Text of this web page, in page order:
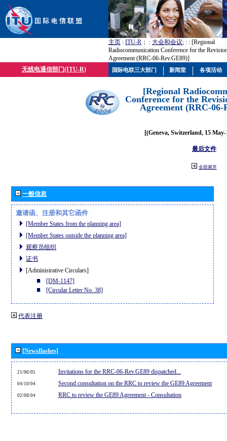
主页 : ITU-R ； : 大会和会议; : : [Regional
Radiocommunication Conference for the
Agreement (RRC-06-Rev.GE89)]
无线电通信部门(ITU-R)
[Regional
Conference for the
Agreement (RRC-06-
[(Geneva, Switzerland, 15
最后文件
全部展开
一般信息
邀请函、注册和其它函件
[Member States from the planning area]
[Member States outside the planning area]
观察员组织
证书
[Administrative Circulars]
[DM-1147]
[Circular Letter No. 38]
代表注册
[Newsflashes]
21/06/05 Invitations for the RRC-06-Rev.GE89 dispatched...
04/10/04 Second consultation on the RRC to review the GE89 Agreement
02/08/04 RRC to review the GE89 Agreement - Consultation
国际电联三大部门 新闻室 各项活动